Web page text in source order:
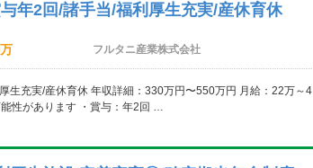
年2回/諸手当/福利厚生充実/産休育休
フルタニ産業株式会社
生充実/産休育休 年収詳細：330万円〜550万円 月給：22万～4
性があります ・賞与：年2回 …